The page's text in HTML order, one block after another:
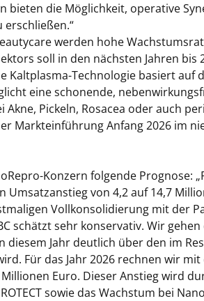
bieten die Möglichkeit, operative
werden hohe
soll in den nächsten Jahren bis
Kaltplasma-Technologie basiert auf
eine schonende,
Pickeln, Rosacea oder auch
Markteinführung Anfang 2026 im
Konzern folgende Prognose:
von 4,2 auf 14,7
Vollkonsolidierung mit der
schätzt sehr konservativ. Wir
Jahr deutlich über den im
Für das Jahr 2026 rechnen wir
Euro. Dieser Anstieg wird
sowie das Wachstum bei